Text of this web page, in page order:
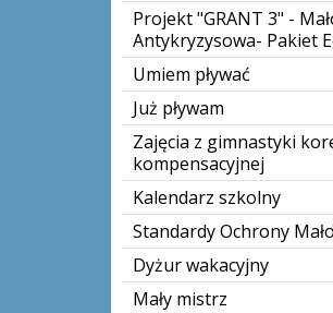
Projekt "GRANT 3" -
Antykryzysowa- Pakiet
Umiem pływać
Już pływam
Zajęcia z gimnastyki
kompensacyjnej
Kalendarz szkolny
Standardy Ochrony
Dyżur wakacyjny
Mały mistrz